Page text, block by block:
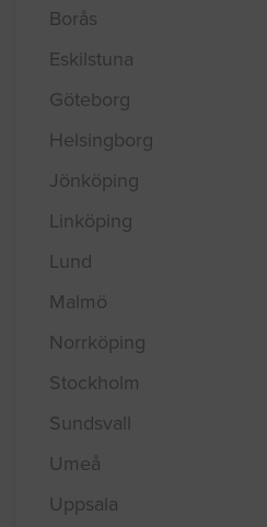
Borås
Eskilstuna
Göteborg
Helsingborg
Jönköping
Linköping
Lund
Malmö
Norrköping
Stockholm
Sundsvall
Umeå
Uppsala